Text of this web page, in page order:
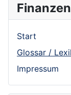
Start
Glossar /
Impressum